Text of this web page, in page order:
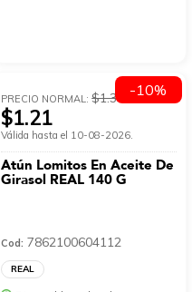
PRECIO NORMAL:$1.34
$1.21
Válida hasta el 10-08-2026.
Atún Lomitos En Aceite De
Girasol REAL 140 G
Cod: 7862100604112
REAL
-10%